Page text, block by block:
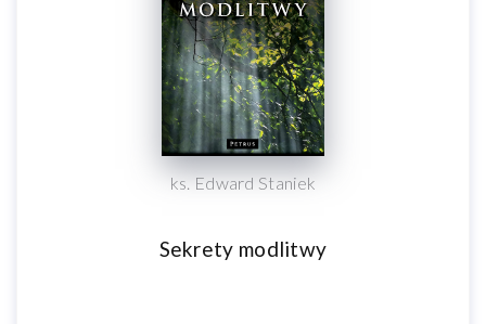
zawierzenie Bogu – Temu, który sam wybrał rodzinę jako
miejsce swego objawienia i towarzyszy jej zmaganiom,
niezmiennym od tysięcy lat.
ks. Edward Staniek
Sekrety modlitwy